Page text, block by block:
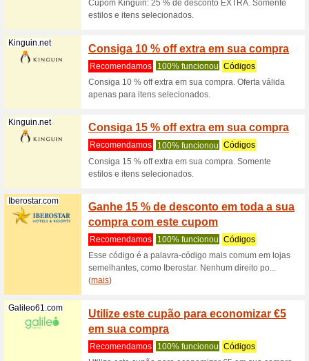
Norauto.pt
(
Lojashampoo.pt